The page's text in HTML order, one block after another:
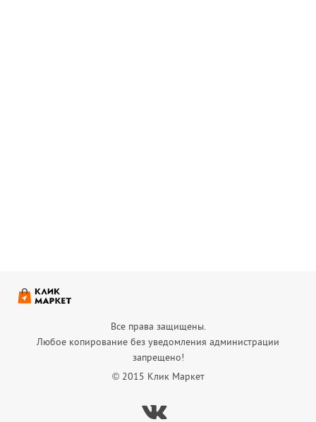
Все права защищены.
Любое копирование без уведомления администрации
запрещено!
© 2015 Клик Маркет
Вконтакте